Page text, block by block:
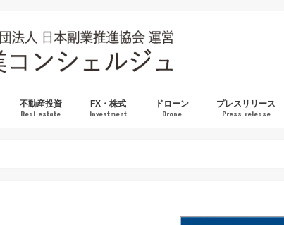
不動産投資
Real estate
FX・株式
Investment
ドローン
Drone
プレスリリース
Press release